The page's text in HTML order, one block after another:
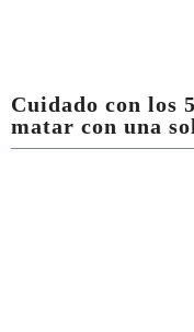
Cuidado con los
matar con una